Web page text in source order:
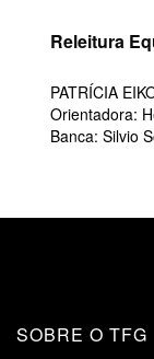
Releitura
PATRÍCIA
Orientadora:
Banca: Silvio
SOBRE O TFG